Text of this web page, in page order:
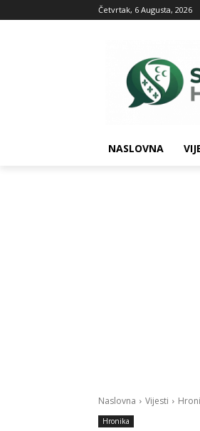
Četvrtak, 6 Augusta, 2026
NASLOVNA
Naslovna Vijesti
Hronika